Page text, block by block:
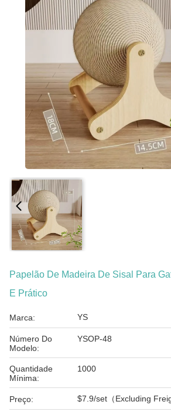
Papelão De Madeira De Sisal Para
E Prático
Marca: YS
Número Do
Modelo:
YSOP-48
Quantidade
Mínima:
1000
Preço: $7.9/set（Excluding